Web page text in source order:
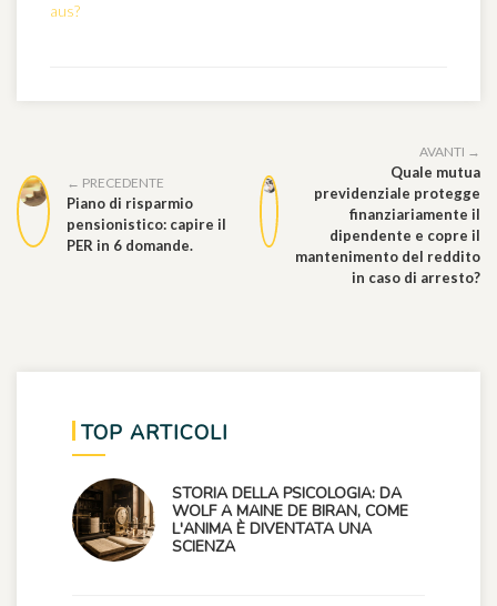
aus?
← PRECEDENTE
Piano di risparmio
pensionistico: capire il
PER in 6 domande.
AVANTI →
Quale mutua
previdenziale protegge
finanziariamente il
dipendente e copre il
mantenimento del reddito
in caso di arresto?
TOP ARTICOLI
STORIA DELLA PSICOLOGIA: DA
WOLF A MAINE DE BIRAN, COME
L'ANIMA È DIVENTATA UNA
SCIENZA